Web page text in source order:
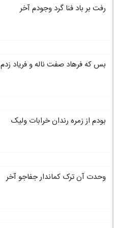
رفت بر باد فنا گرد وجودم آخر
بس که فرهاد صفت ناله و فریاد زدم
بودم از زمره رندان خرابات ولیک
وحدت آن ترک کماندار جفاجو آخر